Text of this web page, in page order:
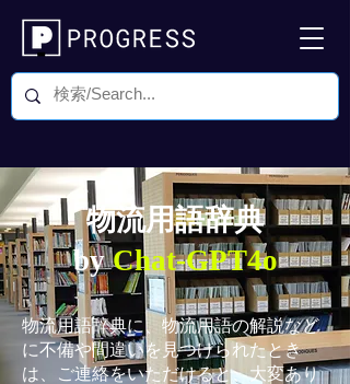
物流用語辞典
byChat-GPT4o
物流用語辞典に、物流用語の解説など
に不備や間違いを見つけられたとき
は、ご連絡をいただけると、大変あり